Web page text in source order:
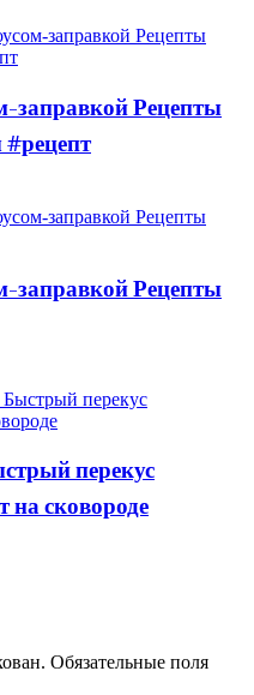
заправкой Рецепты
заправкой Рецепты
перекус
на сковороде
Обязательные поля